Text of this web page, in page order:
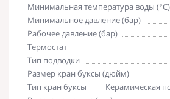
Минимальная температура воды (°C)
Минимальное давление (бар)
Рабочее давление (бар)
Термостат
Тип подводки
Размер кран буксы (дюйм)
Тип кран буксы
Керамическая